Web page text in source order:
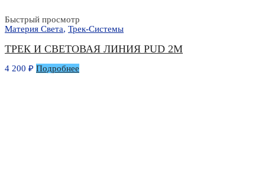
Быстрый просмотр
Материя Света, Трек-Системы
ТРЕК И СВЕТОВАЯ ЛИНИЯ PUD 2М
4 200 ₽ Подробнее